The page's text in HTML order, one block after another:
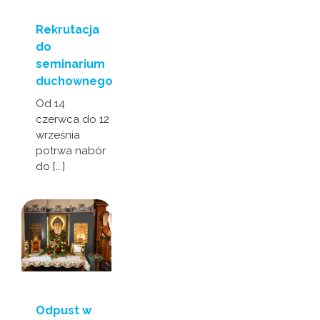
Rekrutacja
do
seminarium
duchownego
Od 14
czerwca do 12
września
potrwa nabór
do [...]
Odpust w